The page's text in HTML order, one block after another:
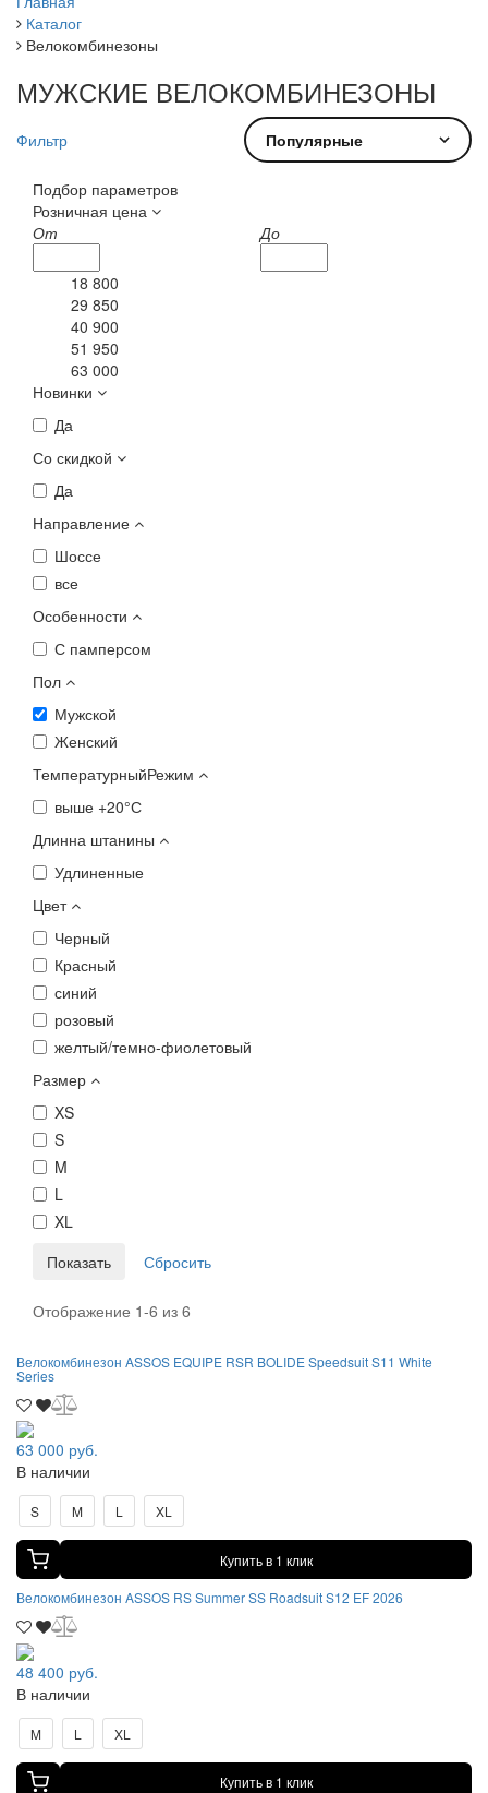
Каталог
Велокомбинезоны
МУЖСКИЕ ВЕЛОКОМБИНЕЗОНЫ
Фильтр Популярные
Подбор параметров
Розничная цена
От
До
18 800
29 850
40 900
51 950
63 000
Новинки
Да
Со скидкой
Да
Направление
Шоссе
все
Особенности
С памперсом
Пол
Мужской
Женский
ТемпературныйРежим
выше +20°С
Длинна штанины
Удлиненные
Цвет
Черный
Красный
синий
розовый
желтый/темно-фиолетовый
Размер
XS
S
M
L
XL
Отображение 1-6 из 6
Велокомбинезон ASSOS EQUIPE RSR BOLIDE Speedsuit S11 White
Series
63 000 руб.
В наличии
S M L XL
Купить в 1 клик
Велокомбинезон ASSOS RS Summer SS Roadsuit S12 EF 2026
48 400 руб.
В наличии
M L XL
Купить в 1 клик